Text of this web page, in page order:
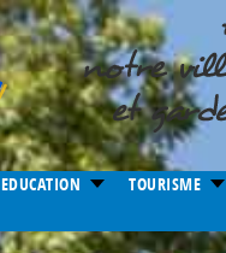
EDUCATION TOURISME